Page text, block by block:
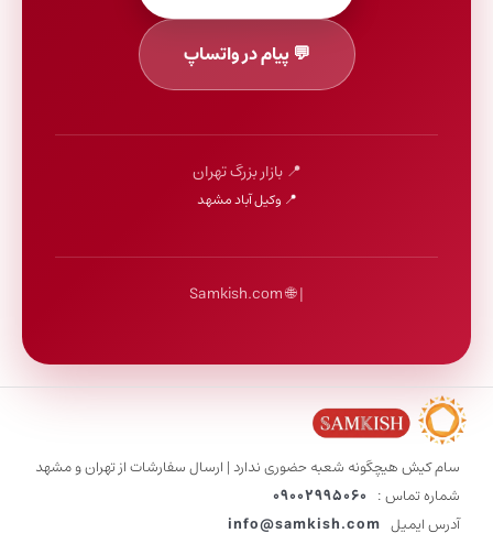
💬 پیام در واتساپ
📍 بازار بزرگ تهران
📍 وکیل آباد مشهد
| 🌐 Samkish.com
سام کیش هیچگونه شعبه حضوری ندارد | ارسال سفارشات از تهران و مشهد
شماره تماس : 09002995060
آدرس ایمیل info@samkish.com